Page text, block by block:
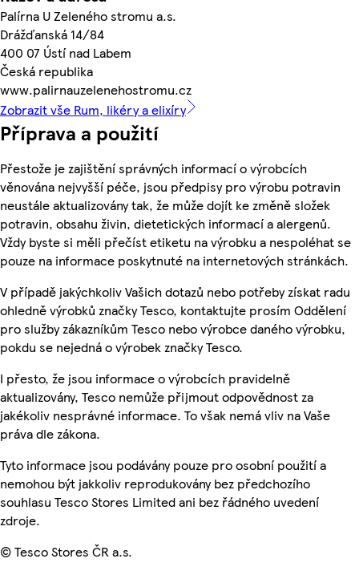
Palírna U Zeleného stromu a.s.
Drážďanská 14/84
400 07 Ústí nad Labem
Česká republika
www.palirnauzelenehostromu.cz
Zobrazit vše Rum, likéry a elixíry
Příprava a použití
Přestože je zajištění správných informací o výrobcích
věnována nejvyšší péče, jsou předpisy pro výrobu potravin
neustále aktualizovány tak, že může dojít ke změně složek
potravin, obsahu živin, dietetických informací a alergenů.
Vždy byste si měli přečíst etiketu na výrobku a nespoléhat se
pouze na informace poskytnuté na internetových stránkách.
V případě jakýchkoliv Vašich dotazů nebo potřeby získat radu
ohledně výrobků značky Tesco, kontaktujte prosím Oddělení
pro služby zákazníkům Tesco nebo výrobce daného výrobku,
pokdu se nejedná o výrobek značky Tesco.
I přesto, že jsou informace o výrobcích pravidelně
aktualizovány, Tesco nemůže přijmout odpovědnost za
jakékoliv nesprávné informace. To však nemá vliv na Vaše
práva dle zákona.
Tyto informace jsou podávány pouze pro osobní použití a
nemohou být jakkoliv reprodukovány bez předchozího
souhlasu Tesco Stores Limited ani bez řádného uvedení
zdroje.
© Tesco Stores ČR a.s.